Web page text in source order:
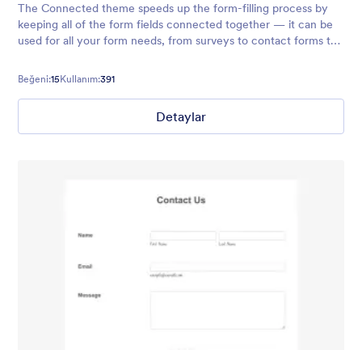
The Connected theme speeds up the form-filling process by
keeping all of the form fields connected together — it can be
used for all your form needs, from surveys to contact forms to
Beğeni:15Kullanım:391
Detaylar